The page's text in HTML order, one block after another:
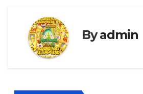
Byadmin